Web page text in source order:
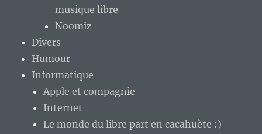
musique libre
Noomiz
Divers
Humour
Informatique
Apple et compagnie
Internet
Le monde du libre part en cacahuète :)